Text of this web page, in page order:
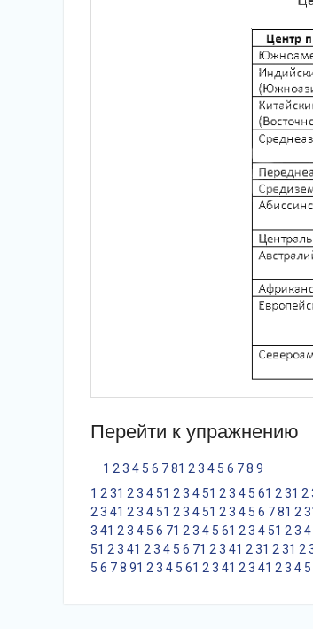
Перейти к упражнению
1 2 3 4 5 6 781 2 3 4 5 6 78 9
1 2 31 2 3 4 51 2 3 4 51 2 3 4 5 61 2 31 2
2 3 41 2 3 4 51 2 3 4 51 2 3 4 5 6 781 2 3
3 41 2 3 4 5 6 71 2 3 4 5 61 2 3 4 51 2 3 4
51 2 3 41 2 3 4 5 6 71 2 3 41 2 31 2 31 2
5 6 78 91 2 3 4 5 61 2 3 41 2 3 41 2 3 4 5